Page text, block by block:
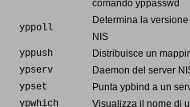
comando yppasswd
yppoll
Determina la
NIS
yppush
Distribuisce un
ypserv
Daemon del server
ypset
Punta ypbind a un
ypwhich
Visualizza il nome di